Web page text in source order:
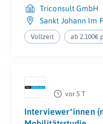
Triconsult GmbH
Sankt Johann Im
Vollzeit ab 2.100€
vor 5 T
Interviewer*innen